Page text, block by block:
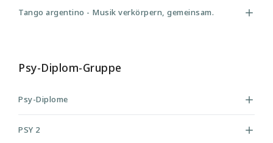
Tango argentino - Musik verkörpern, gemeinsam.
Psy-Diplom-Gruppe
Psy-Diplome
PSY 2